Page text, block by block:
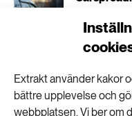
Extrakt använder kakor
bättre upplevelse och
webbplatsen. Vi ber om
Rätt eller
skogar?